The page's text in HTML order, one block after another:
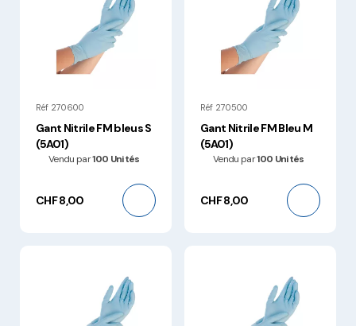
Réf 270600
Gant Nitrile FM bleus S
(5A01)
Vendu par100 Unités
CHF 8,00
Réf 270500
Gant Nitrile FM Bleu M
(5A01)
Vendu par100 Unités
CHF 8,00